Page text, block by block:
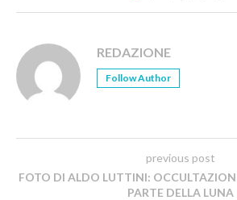
REDAZIONE
Follow Author
previous post
FOTO DI ALDO LUTTINI:
PARTE DELLA LUNA